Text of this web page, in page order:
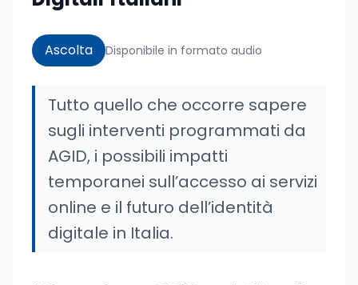
Ascolta Disponibile in formato audio
Tutto quello che occorre sapere
sugli interventi programmati da
AGID, i possibili impatti
temporanei sull’accesso ai servizi
online e il futuro dell’identità
digitale in Italia.